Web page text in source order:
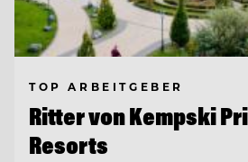
TOP ARBEITGEBER
Ritter von Kempski
Resorts